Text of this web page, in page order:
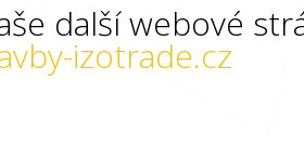
další webové
izotrade.cz